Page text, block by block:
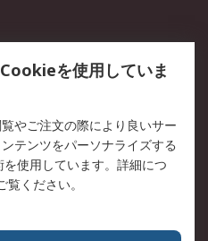
採用情報
コーポレートサイト
RSの歴史
を使用していま
やご注文の際により良いサー
テンツをパーソナライズする
使用しています。詳細につ
覧ください。